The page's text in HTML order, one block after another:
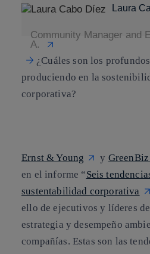
Laura
Community Manager and
A.
¿Cuáles son los
produciendo en la
corporativa?
Ernst & Young y
en el informe “Seis
sustentabilidad corporativa
ello de ejecutivos y líderes
estrategia y desempeño
compañías. Estas son las